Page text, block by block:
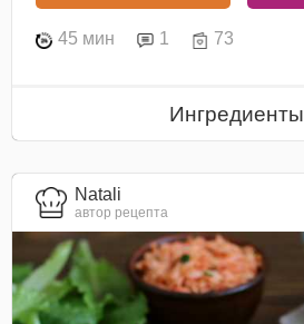
45 мин 1 73
Ингредиенты
Natali
автор рецепта